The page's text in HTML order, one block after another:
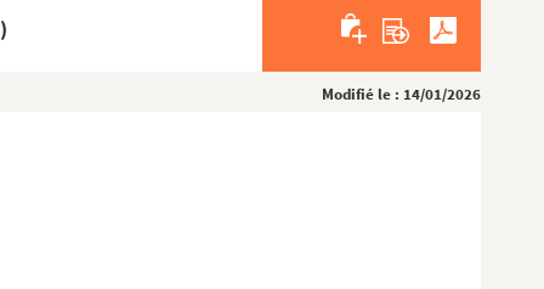
Modifié le : 14/01/2026